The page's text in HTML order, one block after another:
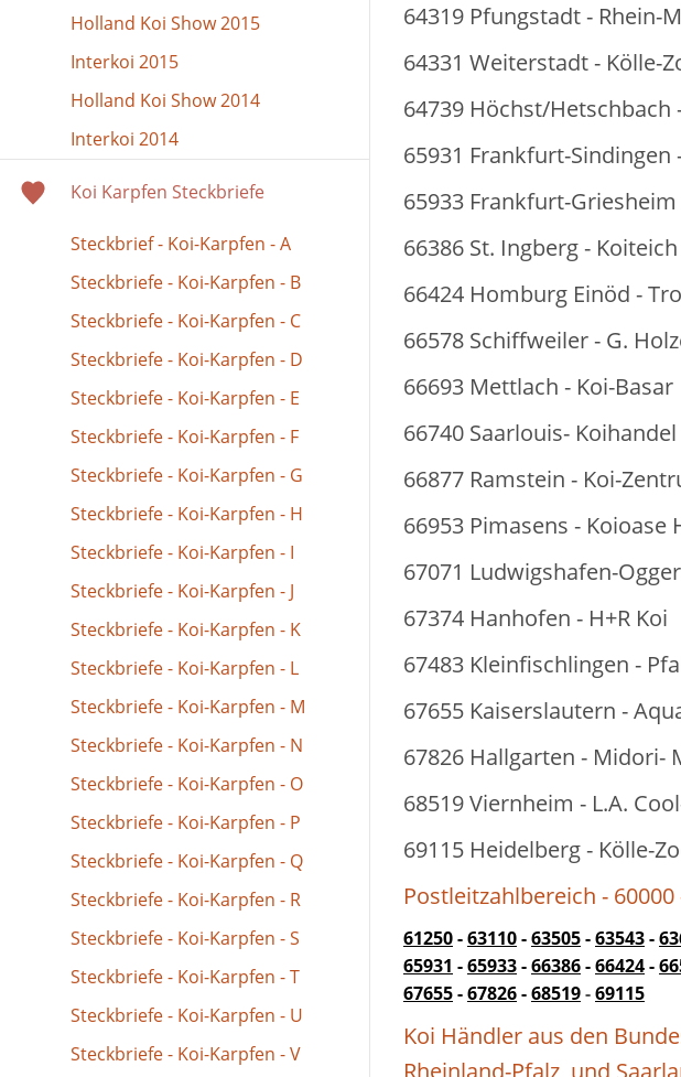
Holland Koi Show 2015
Interkoi 2015
Holland Koi Show 2014
Interkoi 2014
Koi Karpfen Steckbriefe
Steckbrief - Koi-Karpfen - A
Steckbriefe - Koi-Karpfen - B
Steckbriefe - Koi-Karpfen - C
Steckbriefe - Koi-Karpfen - D
Steckbriefe - Koi-Karpfen - E
Steckbriefe - Koi-Karpfen - F
Steckbriefe - Koi-Karpfen - G
Steckbriefe - Koi-Karpfen - H
Steckbriefe - Koi-Karpfen - I
Steckbriefe - Koi-Karpfen - J
Steckbriefe - Koi-Karpfen - K
Steckbriefe - Koi-Karpfen - L
Steckbriefe - Koi-Karpfen - M
Steckbriefe - Koi-Karpfen - N
Steckbriefe - Koi-Karpfen - O
Steckbriefe - Koi-Karpfen - P
Steckbriefe - Koi-Karpfen - Q
Steckbriefe - Koi-Karpfen - R
Steckbriefe - Koi-Karpfen - S
Steckbriefe - Koi-Karpfen - T
Steckbriefe - Koi-Karpfen - U
Steckbriefe - Koi-Karpfen - V
64319 Pfungstadt - Rhein-
64331 Weiterstadt - Kölle-
64739 Höchst/Hetschbach
65931 Frankfurt-
65933 Frankfurt-
66386 St. Ingberg -
66424 Homburg Einöd -
66578 Schiffweiler - G.
66693 Mettlach - Koi-Basar
66740 Saarlouis-
66877 Ramstein - Koi-
66953 Pimasens - Koioase
67071 Ludwigshafen-
67374 Hanhofen - H+R Koi
67483 Kleinfischlingen -
67655 Kaiserslautern -
67826 Hallgarten - Midori-
68519 Viernheim - L.A.
69115 Heidelberg - Kölle-
Postleitzahlbereich - 60000
61250-63110-63505-63543-
65931 -65933-66386-66424-
67655-67826-68519-69115
Koi Händler aus den
Rheinland-Pfalz, und